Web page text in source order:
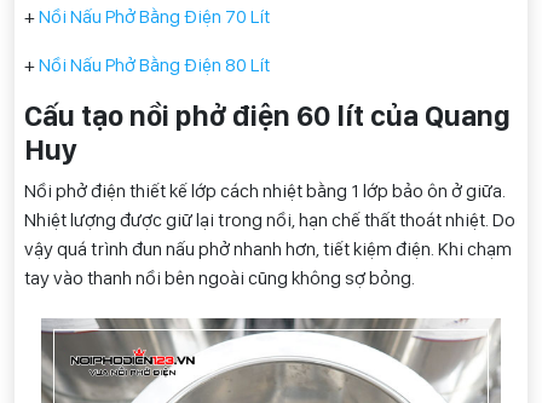
+Nồi Nấu Phở Bằng Điện 70 Lít
+Nồi Nấu Phở Bằng Điện 80 Lít
Cấu tạo nồi phở điện 60 lít của Quang
Huy
Nồi phở điện thiết kế lớp cách nhiệt bằng 1 lớp bảo ôn ở giữa.
Nhiệt lượng được giữ lại trong nồi, hạn chế thất thoát nhiệt. Do
vậy quá trình đun nấu phở nhanh hơn, tiết kiệm điện. Khi chạm
tay vào thanh nồi bên ngoài cũng không sợ bỏng.